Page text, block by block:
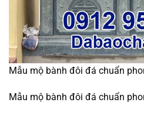
Mẫu mộ bành đôi đá chuẩn
Mẫu mộ bành đôi đá chuẩn